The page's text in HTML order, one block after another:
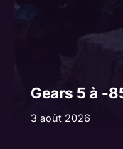
Gears 5 à -
3 août 2026